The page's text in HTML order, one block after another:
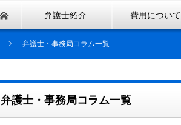
弁護士紹介 費用について
弁護士・事務局コラム一覧
弁護士・事務局コラム一覧